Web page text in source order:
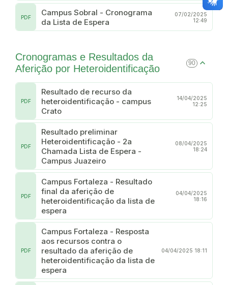
Campus Sobral - Cronograma
da Lista de Espera
PDF
07/02/2025
12:49
Cronogramas e Resultados da
Aferição por Heteroidentificação
90
Resultado de recurso da
heteroidentificação - campus
Crato
PDF
14/04/2025
12:25
Resultado preliminar
Heteroidentificação - 2a
Chamada Lista de Espera -
Campus Juazeiro
PDF
08/04/2025
18:24
Campus Fortaleza - Resultado
final da aferição de
heteroidentificação da lista de
espera
PDF
04/04/2025
18:16
Campus Fortaleza - Resposta
aos recursos contra o
resultado da aferição de
heteroidentificação da lista de
espera
PDF 04/04/2025 18:11